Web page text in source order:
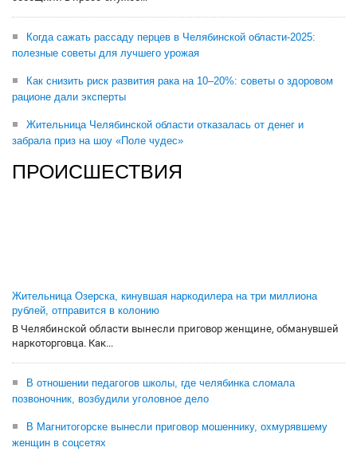
Когда сажать рассаду перцев в Челябинской области-2025:
полезные советы для лучшего урожая
Как снизить риск развития рака на 10–20%: советы о здоровом
рационе дали эксперты
Жительница Челябинской области отказалась от денег и
забрала приз на шоу «Поле чудес»
ПРОИСШЕСТВИЯ
Жительница Озерска, кинувшая наркодилера на три миллиона
рублей, отправится в колонию
В Челябинской области вынесли приговор женщине, обманувшей
наркоторговца. Как...
В отношении педагогов школы, где челябинка сломала
позвоночник, возбудили уголовное дело
В Магнитогорске вынесли приговор мошеннику, охмурявшему
женщин в соцсетях